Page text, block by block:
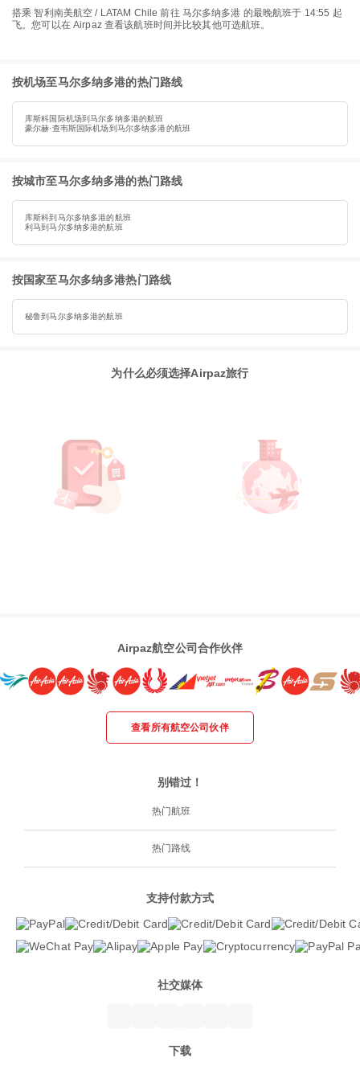
搭乘 智利南美航空 / LATAM Chile 前往 马尔多纳多港 的最晚航班于 14:55 起
飞。您可以在 Airpaz 查看该航班时间并比较其他可选航班。
按机场至马尔多纳多港的热门路线
库斯科国际机场到马尔多纳多港的航班
豪尔赫·查韦斯国际机场到马尔多纳多港的航班
按城市至马尔多纳多港的热门路线
库斯科到马尔多纳多港的航班
利马到马尔多纳多港的航班
按国家至马尔多纳多港热门路线
秘鲁到马尔多纳多港的航班
为什么必须选择Airpaz旅行
Airpaz航空公司合作伙伴
查看所有航空公司伙伴
别错过！
热门航班
热门路线
支持付款方式
社交媒体
下载